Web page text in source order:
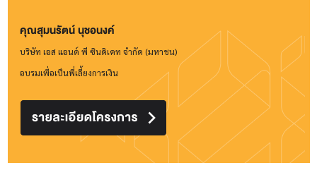
คุณสุมนรัตน์ นุชอนงค์
บริษัท เอส แอนด์ พี ซินดิเคท จํากัด (มหาชน)
อบรมเพื่อเป็นพี่เลี้ยงการเงิน